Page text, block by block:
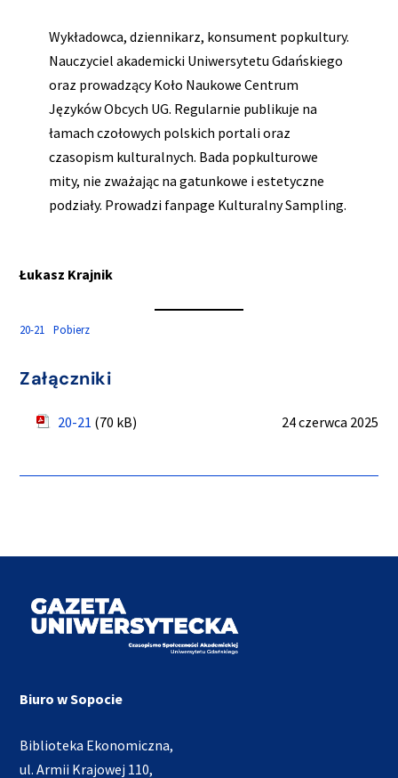
Wykładowca, dziennikarz, konsument popkultury.
Nauczyciel akademicki Uniwersytetu Gdańskiego
oraz prowadzący Koło Naukowe Centrum
Języków Obcych UG. Regularnie publikuje na
łamach czołowych polskich portali oraz
czasopism kulturalnych. Bada popkulturowe
mity, nie zważając na gatunkowe i estetyczne
podziały. Prowadzi fanpage Kulturalny Sampling.
Łukasz Krajnik
20-21 Pobierz
Załączniki
20-21 (70 kB) 24 czerwca 2025
Biuro w Sopocie
Biblioteka Ekonomiczna,
ul. Armii Krajowej 110,